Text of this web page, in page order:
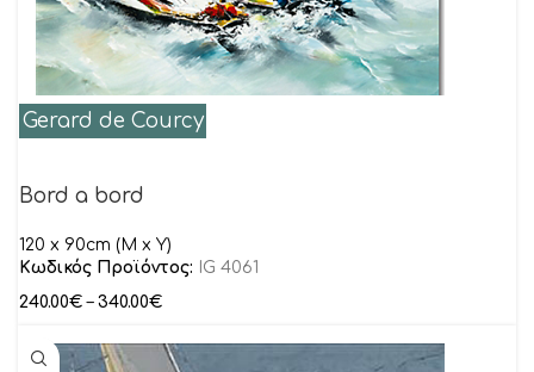
Gerard de Courcy
Bord a bord
120 x 90cm (M x Y)
Κωδικός Προϊόντος:
IG 4061
240.00€ – 340.00€